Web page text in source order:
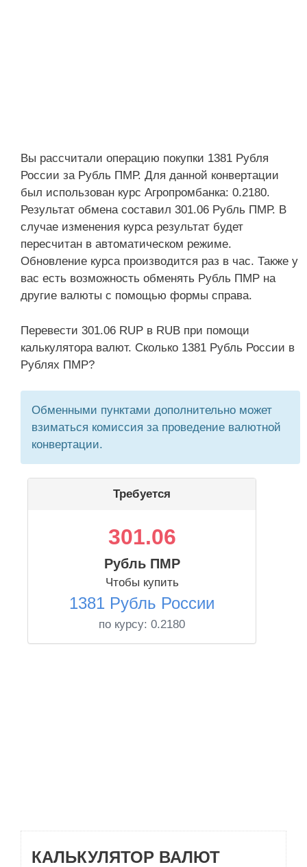
Вы рассчитали операцию покупки 1381 Рубля
России за Рубль ПМР. Для данной конвертации
был использован курс Агропромбанка: 0.2180.
Результат обмена составил 301.06 Рубль ПМР. В
случае изменения курса результат будет
пересчитан в автоматическом режиме.
Обновление курса производится раз в час. Также у
вас есть возможность обменять Рубль ПМР на
другие валюты с помощью формы справа.
Перевести 301.06 RUP в RUB при помощи
калькулятора валют. Сколько 1381 Рубль России в
Рублях ПМР?
Обменными пунктами дополнительно может
взиматься комиссия за проведение валютной
конвертации.
Требуется
301.06
Рубль ПМР
Чтобы купить
1381 Рубль России
по курсу: 0.2180
КАЛЬКУЛЯТОР ВАЛЮТ